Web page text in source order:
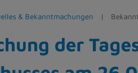
& Bekanntmachungen
der